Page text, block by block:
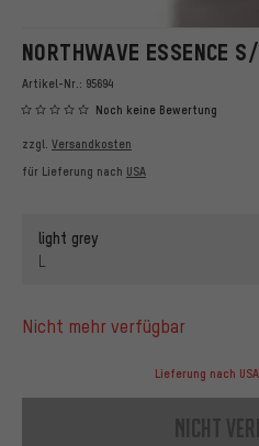
NORTHWAVE ESSENCE
Artikel-Nr.: 95694
Noch keine Bewertung
zzgl. Versandkosten
für Lieferung nach USA
light grey
L
nicht mehr verfügbar
Lieferung nach
nicht